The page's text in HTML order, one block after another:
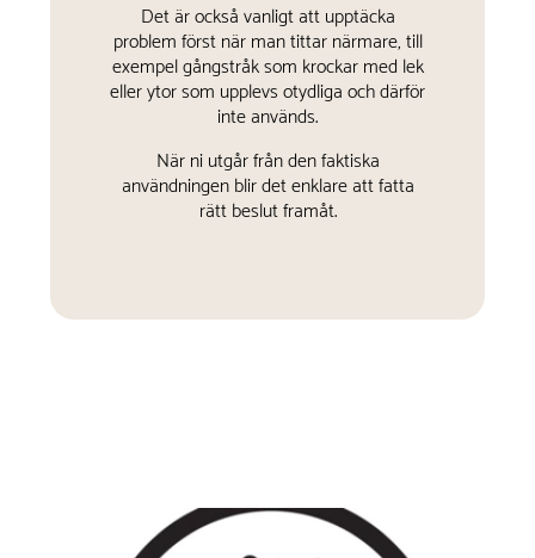
Det är också vanligt att upptäcka
problem först när man tittar närmare, till
exempel gångstråk som krockar med lek
eller ytor som upplevs otydliga och därför
inte används.
När ni utgår från den faktiska
användningen blir det enklare att fatta
rätt beslut framåt.